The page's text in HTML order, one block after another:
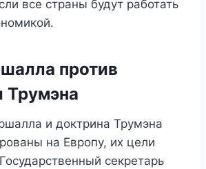
все страны будут работать
против
Трумэна
и доктрина Трумэна
на Европу, их цели
секретарь